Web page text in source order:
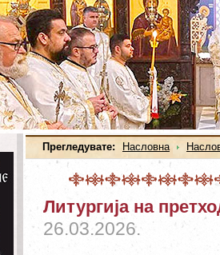
Прегледувате: Насловна
Литургија на
26.03.2026.